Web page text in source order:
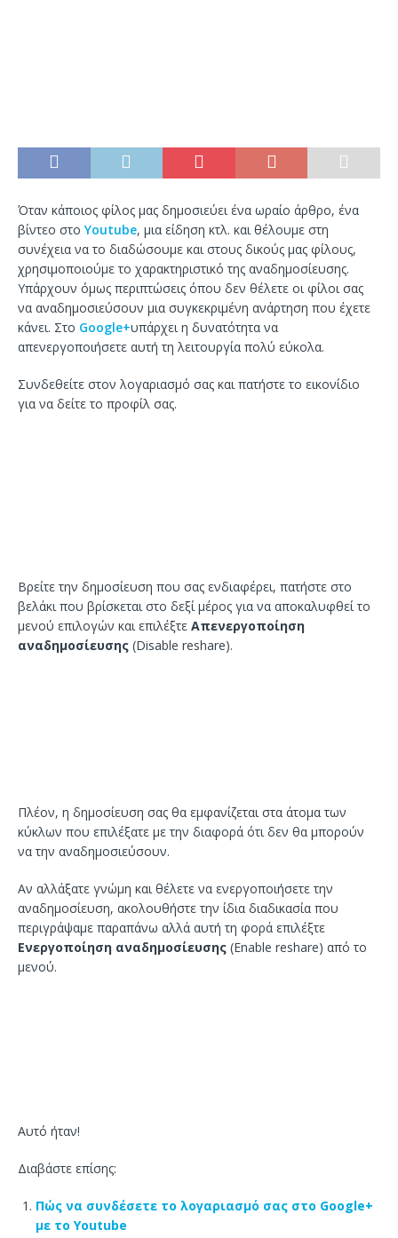
Όταν κάποιος φίλος μας δημοσιεύει ένα ωραίο άρθρο, ένα
βίντεο στοYoutube, μια είδηση κτλ. και θέλουμε στη
συνέχεια να το διαδώσουμε και στους δικούς μας φίλους,
χρησιμοποιούμε το χαρακτηριστικό της αναδημοσίευσης.
Υπάρχουν όμως περιπτώσεις όπου δεν θέλετε οι φίλοι σας
να αναδημοσιεύσουν μια συγκεκριμένη ανάρτηση που έχετε
κάνει. Στο Google+υπάρχει η δυνατότητα να
απενεργοποιήσετε αυτή τη λειτουργία πολύ εύκολα.
Συνδεθείτε στον λογαριασμό σας και πατήστε το εικονίδιο
για να δείτε το προφίλ σας.
Βρείτε την δημοσίευση που σας ενδιαφέρει, πατήστε στο
βελάκι που βρίσκεται στο δεξί μέρος για να αποκαλυφθεί το
μενού επιλογών και επιλέξτε Απενεργοποίηση
αναδημοσίευσης (Disable reshare).
Πλέον, η δημοσίευση σας θα εμφανίζεται στα άτομα των
κύκλων που επιλέξατε με την διαφορά ότι δεν θα μπορούν
να την αναδημοσιεύσουν.
Αν αλλάξατε γνώμη και θέλετε να ενεργοποιήσετε την
αναδημοσίευση, ακολουθήστε την ίδια διαδικασία που
περιγράψαμε παραπάνω αλλά αυτή τη φορά επιλέξτε
Ενεργοποίηση αναδημοσίευσης (Enable reshare) από το
μενού.
Αυτό ήταν!
Διαβάστε επίσης:
Πώς να συνδέσετε το λογαριασμό σας στο Google+
με το Youtube